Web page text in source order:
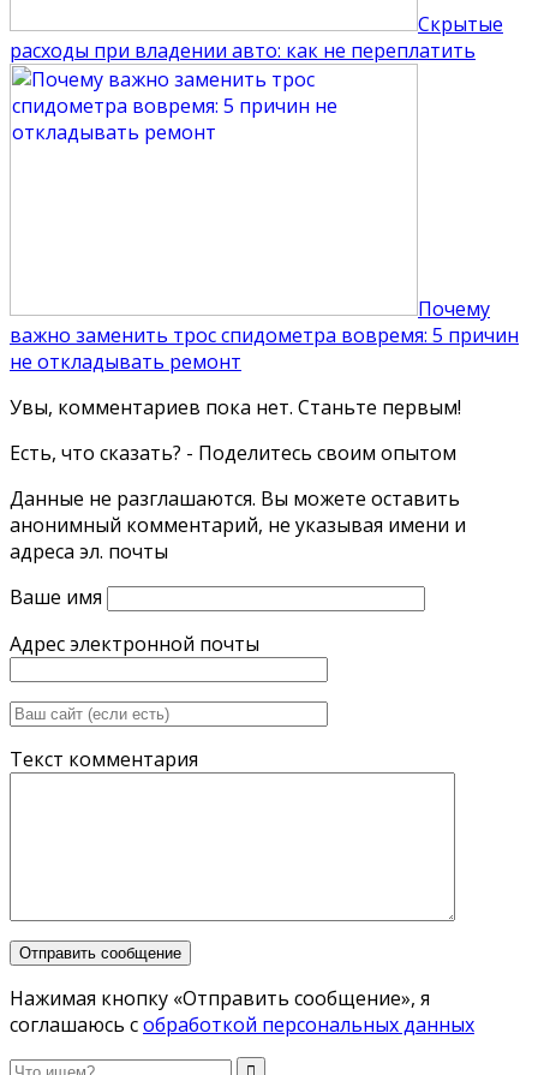
Скрытые
расходы при владении авто: как не переплатить
Почему
важно заменить трос спидометра вовремя: 5 причин
не откладывать ремонт
Увы, комментариев пока нет. Станьте первым!
Есть, что сказать? - Поделитесь своим опытом
Данные не разглашаются. Вы можете оставить
анонимный комментарий, не указывая имени и
адреса эл. почты
Ваше имя
Адрес электронной почты
Текст комментария
Нажимая кнопку «Отправить сообщение», я
соглашаюсь собработкой персональных данных